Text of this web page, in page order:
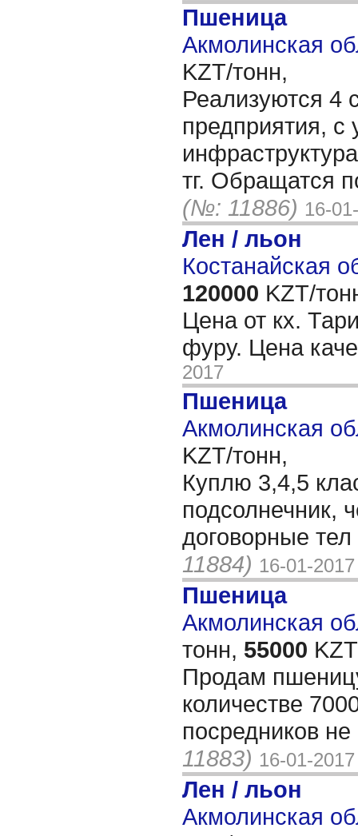
Пшеница
Акмолинская
KZT/тонн,
Реализуются 4
предприятия, с
тг. Обращатся
(№: 11886) 16-
Лен / льон
Костанайская
120000 KZT/
Цена от кх.
фуру. Цена
2017
Пшеница
Акмолинская
KZT/тонн,
Куплю 3,4,5
подсолнечник,
договорные
11884) 16-01-2017
Пшеница
Акмолинская
тонн, 55000
Продам
количестве
посредников
11883) 16-01-2017
Лен / льон
Акмолинская